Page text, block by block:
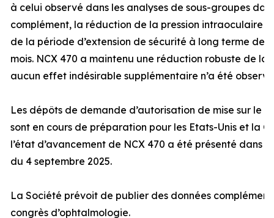
à celui observé dans les analyses de sous-groupes
complément, la réduction de la pression intraoculaire
de la période d’extension de sécurité à long terme de
mois. NCX 470 a maintenu une réduction robuste de
aucun effet indésirable supplémentaire n’a été
Les dépôts de demande d’autorisation de mise sur le
sont en cours de préparation pour les Etats-Unis et la
l’état d’avancement de NCX 470 a été présenté dans
du 4 septembre 2025.
La Société prévoit de publier des données
congrès d’ophtalmologie.